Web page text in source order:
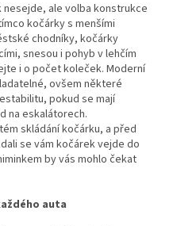
ale volba konstrukce
kočárky s menšími
chodníky, kočárky
snesou i pohyb v lehčím
i o počet koleček. Moderní
ovšem některé
pokud se mají
na eskalátorech.
skládání kočárku, a před
se vám kočárek vejde do
by vás mohlo čekat
auta